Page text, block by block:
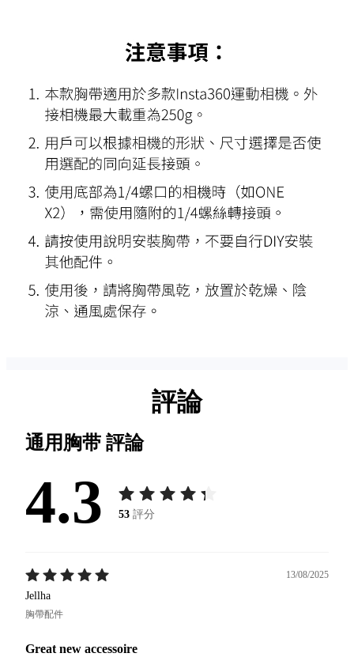
評論
通用胸带 評論
4.3 53 評分
13/08/2025
Jellha
胸帶配件
Great new accessoire